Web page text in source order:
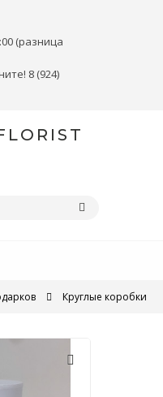
(разница
8 (924)
FLORIST
Круглые коробки